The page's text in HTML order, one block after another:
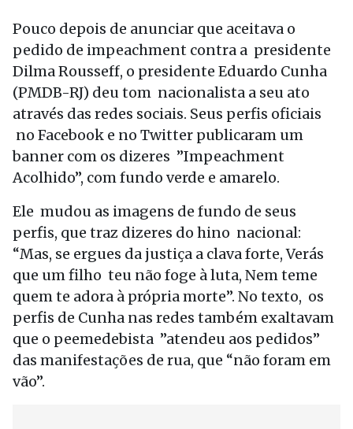
Pouco depois de anunciar que aceitava o
pedido de impeachment contra a presidente
Dilma Rousseff, o presidente Eduardo Cunha
(PMDB-RJ) deu tom nacionalista a seu ato
através das redes sociais. Seus perfis oficiais
no Facebook e no Twitter publicaram um
banner com os dizeres ”Impeachment
Acolhido”, com fundo verde e amarelo.
Ele mudou as imagens de fundo de seus
perfis, que traz dizeres do hino nacional:
“Mas, se ergues da justiça a clava forte, Verás
que um filho teu não foge à luta, Nem teme
quem te adora à própria morte”. No texto, os
perfis de Cunha nas redes também exaltavam
que o peemedebista ”atendeu aos pedidos”
das manifestações de rua, que “não foram em
vão”.